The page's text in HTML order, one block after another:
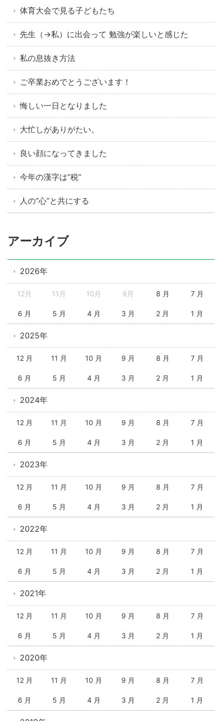
体育大会で見る子どもたち
先生（→私）に出会って 勉強が楽しいと感じた
私の息抜き方法
ご卒業おめでとうございます！
悔しい一日となりました
大忙しがありがたい。
良い顔になってきました
今年の漢字は”税”
人の”心”と共にする
アーカイブ
2026年
12月 11月 10月 9月 8 月 7 月
6 月 5 月 4 月 3 月 2 月 1 月
2025年
12 月 11 月 10 月 9 月 8 月 7 月
6 月 5 月 4 月 3 月 2 月 1 月
2024年
12 月 11 月 10 月 9 月 8 月 7 月
6 月 5 月 4 月 3 月 2 月 1 月
2023年
12 月 11 月 10 月 9 月 8 月 7 月
6 月 5 月 4 月 3 月 2 月 1 月
2022年
12 月 11 月 10 月 9 月 8 月 7 月
6 月 5 月 4 月 3 月 2 月 1 月
2021年
12 月 11 月 10 月 9 月 8 月 7 月
6 月 5 月 4 月 3 月 2 月 1 月
2020年
12 月 11 月 10 月 9 月 8 月 7 月
6 月 5 月 4 月 3 月 2 月 1 月